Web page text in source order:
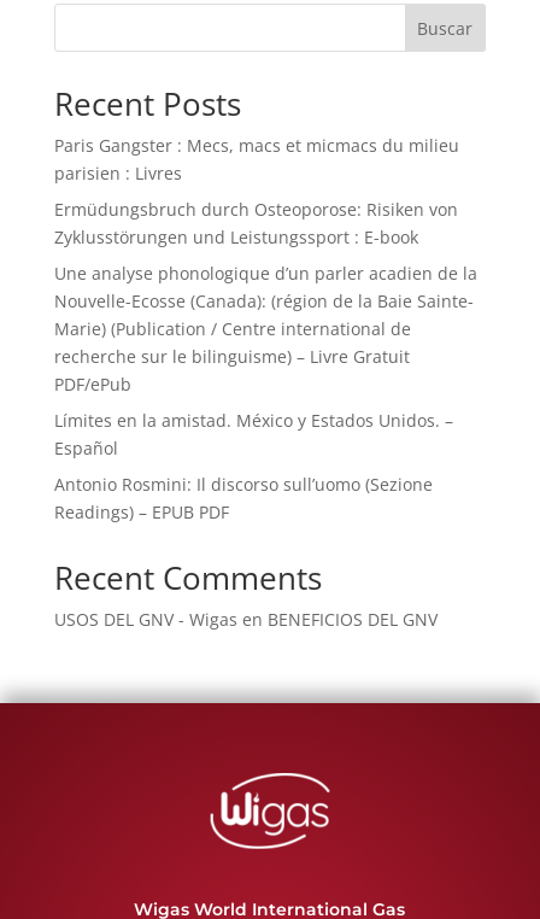
Buscar
Recent Posts
Paris Gangster : Mecs, macs et micmacs du milieu
parisien : Livres
Ermüdungsbruch durch Osteoporose: Risiken von
Zyklusstörungen und Leistungssport : E-book
Une analyse phonologique d’un parler acadien de la
Nouvelle-Ecosse (Canada): (région de la Baie Sainte-
Marie) (Publication / Centre international de
recherche sur le bilinguisme) – Livre Gratuit
PDF/ePub
Límites en la amistad. México y Estados Unidos. –
Español
Antonio Rosmini: Il discorso sull’uomo (Sezione
Readings) – EPUB PDF
Recent Comments
USOS DEL GNV - Wigas en BENEFICIOS DEL GNV
Wigas World International Gas